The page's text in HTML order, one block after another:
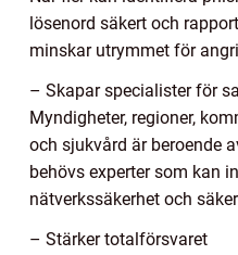
lösenord säkert och
minskar utrymmet för
– Skapar specialister för
Myndigheter, regioner,
och sjukvård är beroende
behövs experter som kan
nätverkssäkerhet och
– Stärker totalförsvaret